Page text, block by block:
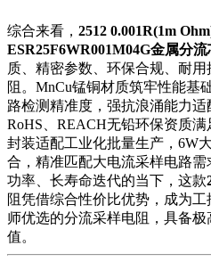
综合来看， 2512 0.001R(1m
ESR25F6WR001M04G金属分流
质、精密参数、环保合规、耐
阻。MnCu锰铜材质筑牢性能基
路检测精准度，强抗浪涌能力
RoHS、REACH无铅环保资质
封装适配工业化批量生产，6W
合，精准匹配大电流采样电路
功率、长寿命迭代的当下，这款
阻凭借综合性价比优势，成为
师优选的分流采样电阻，具备
值。